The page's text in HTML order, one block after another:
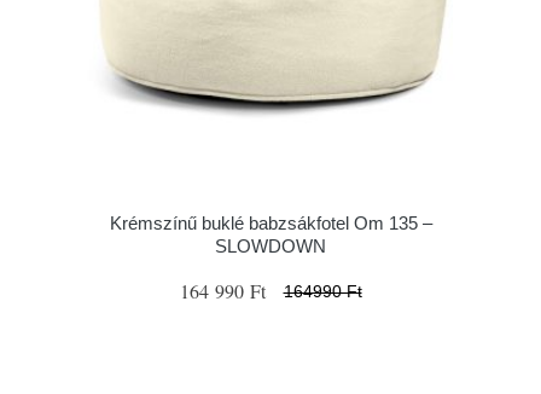
Krémszínű buklé babzsákfotel Om 135 –
SLOWDOWN
164 990 Ft 164990 Ft